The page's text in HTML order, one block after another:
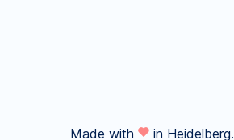
Made with in Heidelberg.